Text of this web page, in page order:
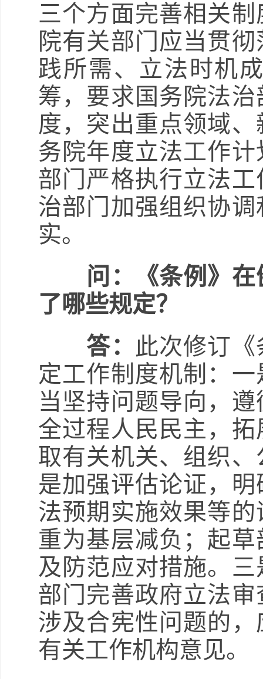
三个方面完善相关
院有关部门应当贯
践所需、立法时机
筹，要求国务院法
度，突出重点领域
务院年度立法工作
部门严格执行立法
治部门加强组织协
实。
问：《条例》
了哪些规定？
答：
此次修订
定工作制度机制：
当坚持问题导向，
全过程人民民主，
取有关机关、组织
是加强评估论证，
法预期实施效果等
重为基层减负；起
及防范应对措施。
部门完善政府立法
涉及合宪性问题的
有关工作机构意见。